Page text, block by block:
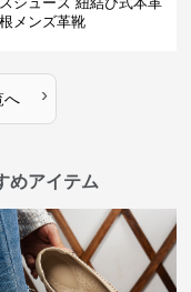
メンズ革靴
へ ›
めアイテム